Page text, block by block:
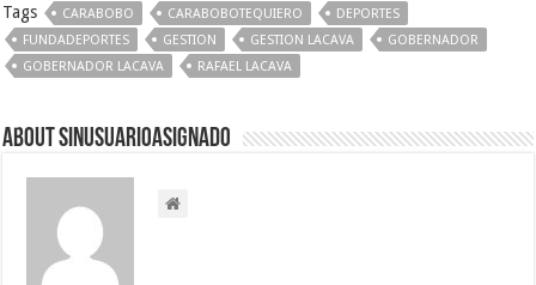
Tags CARABOBO CARABOBOTEQUIERO
DEPORTES
FUNDADEPORTES
GESTION GESTION LACAVA
GOBERNADOR
GOBERNADOR LACAVA
RAFAEL LACAVA
About sinusuarioasignado